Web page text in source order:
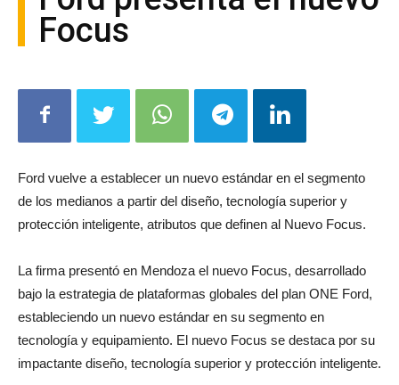
Ford presenta el nuevo
Focus
Ford vuelve a establecer un nuevo estándar en el segmento
de los medianos a partir del diseño, tecnología superior y
La firma presentó en Mendoza el nuevo Focus, desarrollado
bajo la estrategia de plataformas globales del plan ONE Ford,
estableciendo un nuevo estándar en su segmento en
tecnología y equipamiento. El nuevo Focus se destaca por su